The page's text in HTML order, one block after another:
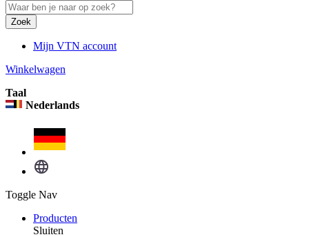
Zoek
Mijn VTN account
Winkelwagen
Taal
Nederlands
Toggle Nav
Producten
Sluiten